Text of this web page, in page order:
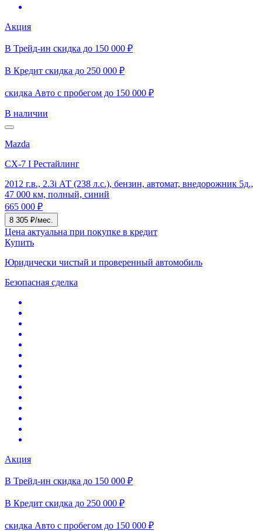
Акция
В Трейд-ин скидка до 150 000 ₽
В Кредит скидка до 250 000 ₽
скидка Авто с пробегом до 150 000 ₽
В наличии
Mazda
CX-7 I Рестайлинг
2012 г.в., 2.3i АТ (238 л.с.), бензин, автомат, внедорожник 5д.,
47 000 км, полный, синий
665 000 ₽
8 305 ₽/мес.
Цена актуальна при покупке в кредит
Купить
Юридически чистый и проверенный автомобиль
Безопасная сделка
Акция
В Трейд-ин скидка до 150 000 ₽
В Кредит скидка до 250 000 ₽
скидка Авто с пробегом до 150 000 ₽